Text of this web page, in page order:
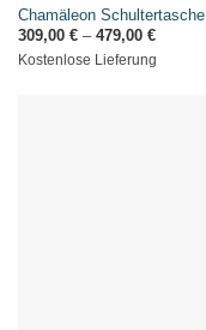
Chamäleon Schultertasche
309,00 €– 479,00 €
Kostenlose Lieferung